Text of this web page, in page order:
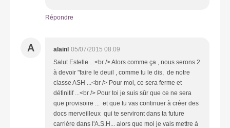
Répondre
A alainl 05/07/2015 08:09
Salut Estelle ...<br /> Alors comme ça , nous serons 2
à devoir "faire le deuil , comme tu le dis, de notre
classe ASH ...<br /> Pour moi, ce sera ferme et
définitif ...<br /> Pour toi je suis sûr que ce ne sera
que provisoire ... et que tu vas continuer à créer des
docs merveilleux qui te serviront dans ta future
carrière dans l'A.S.H... alors que moi je vais mettre à